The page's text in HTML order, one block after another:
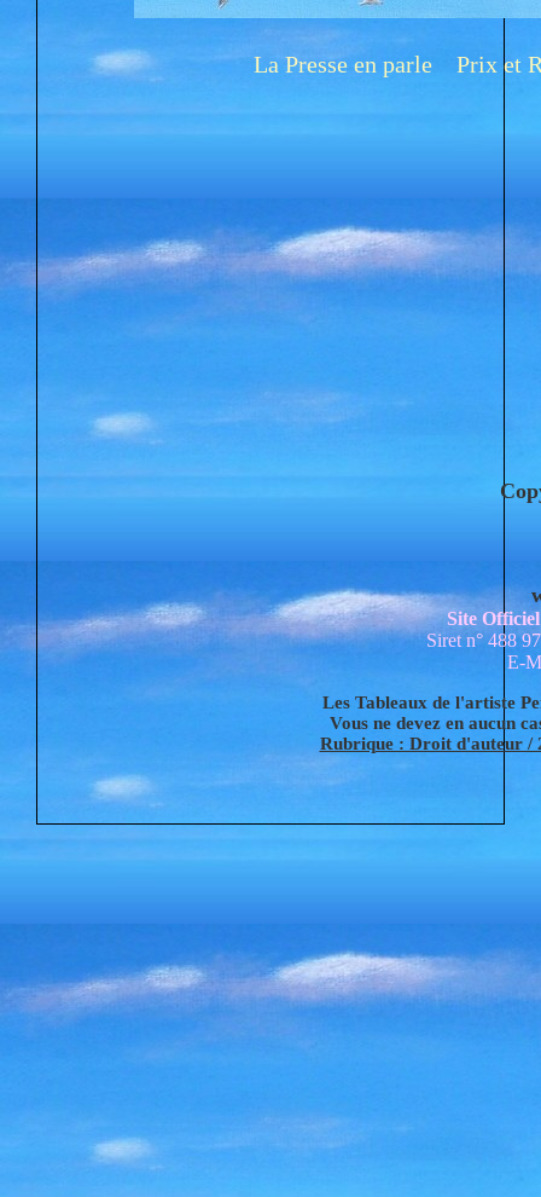
La Presse en parle Prix et
Site
Siret n° 488
E-
Les Tableaux de l'artiste
Vous ne devez en aucun
Rubrique : Droit d'auteur /